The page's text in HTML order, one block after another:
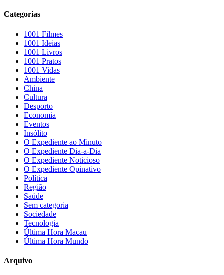
Categorias
1001 Filmes
1001 Ideias
1001 Livros
1001 Pratos
1001 Vidas
Ambiente
China
Cultura
Desporto
Economia
Eventos
Insólito
O Expediente ao Minuto
O Expediente Dia-a-Dia
O Expediente Noticioso
O Expediente Opinativo
Política
Região
Saúde
Sem categoria
Sociedade
Tecnologia
Última Hora Macau
Última Hora Mundo
Arquivo